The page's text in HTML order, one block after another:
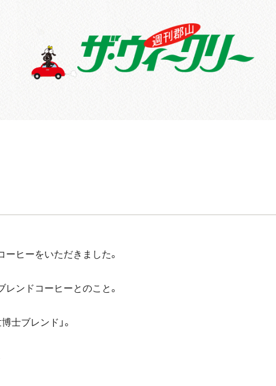
ヒーをいただきました。
ンドコーヒーとのこと。
士ブレンド」。